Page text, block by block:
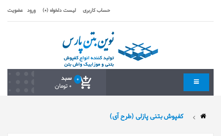
حساب کاربری لیست دلخواه (0) ورود عضویت
سبد 0
0 تومان
کفپوش بتنی پازلی (طرح آی)